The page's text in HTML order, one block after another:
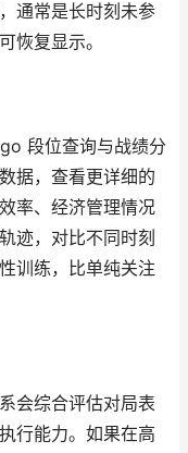
通常是长时刻未参
恢复显示。
段位查询与战绩分
据，查看更详细的
率、经济管理情况
迹，对比不同时刻
训练，比单纯关注
会综合评估对局表
行能力。如果在高